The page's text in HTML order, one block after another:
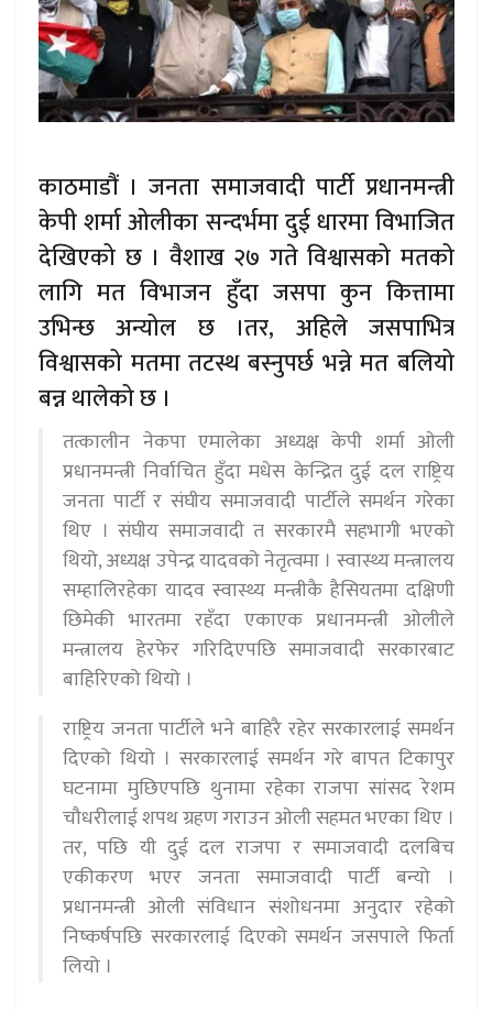
काठमाडौं । जनता समाजवादी पार्टी प्रधानमन्त्री
केपी शर्मा ओलीका सन्दर्भमा दुई धारमा विभाजित
देखिएको छ । वैशाख २७ गते विश्वासको मतको
लागि मत विभाजन हुँदा जसपा कुन कित्तामा
उभिन्छ अन्योल छ ।तर, अहिले जसपाभित्र
विश्वासको मतमा तटस्थ बस्नुपर्छ भन्ने मत बलियो
बन्न थालेको छ ।
तत्कालीन नेकपा एमालेका अध्यक्ष केपी शर्मा ओली
प्रधानमन्त्री निर्वाचित हुँदा मधेस केन्द्रित दुई दल राष्ट्रिय
जनता पार्टी र संघीय समाजवादी पार्टीले समर्थन गरेका
थिए । संघीय समाजवादी त सरकारमै सहभागी भएको
थियो, अध्यक्ष उपेन्द्र यादवको नेतृत्वमा । स्वास्थ्य मन्त्रालय
सम्हालिरहेका यादव स्वास्थ्य मन्त्रीकै हैसियतमा दक्षिणी
छिमेकी भारतमा रहँदा एकाएक प्रधानमन्त्री ओलीले
मन्त्रालय हेरफेर गरिदिएपछि समाजवादी सरकारबाट
बाहिरिएको थियो ।
राष्ट्रिय जनता पार्टीले भने बाहिरै रहेर सरकारलाई समर्थन
दिएको थियो । सरकारलाई समर्थन गरे बापत टिकापुर
घटनामा मुछिएपछि थुनामा रहेका राजपा सांसद रेशम
चौधरीलाई शपथ ग्रहण गराउन ओली सहमत भएका थिए ।
तर, पछि यी दुई दल राजपा र समाजवादी दलबिच
एकीकरण भएर जनता समाजवादी पार्टी बन्यो ।
प्रधानमन्त्री ओली संविधान संशोधनमा अनुदार रहेको
निष्कर्षपछि सरकारलाई दिएको समर्थन जसपाले फिर्ता
लियो ।